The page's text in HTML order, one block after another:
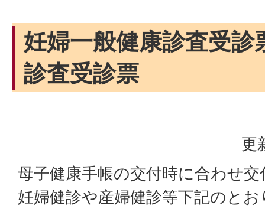
妊婦一般健康診査受診
診査受診票
更
母子健康手帳の交付時に合わせ
妊婦健診や産婦健診等下記のと